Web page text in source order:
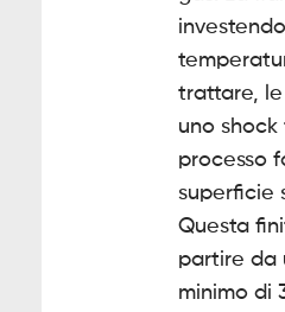
trattare, le
uno shock
processo
superficie
Questa
partire da
minimo di